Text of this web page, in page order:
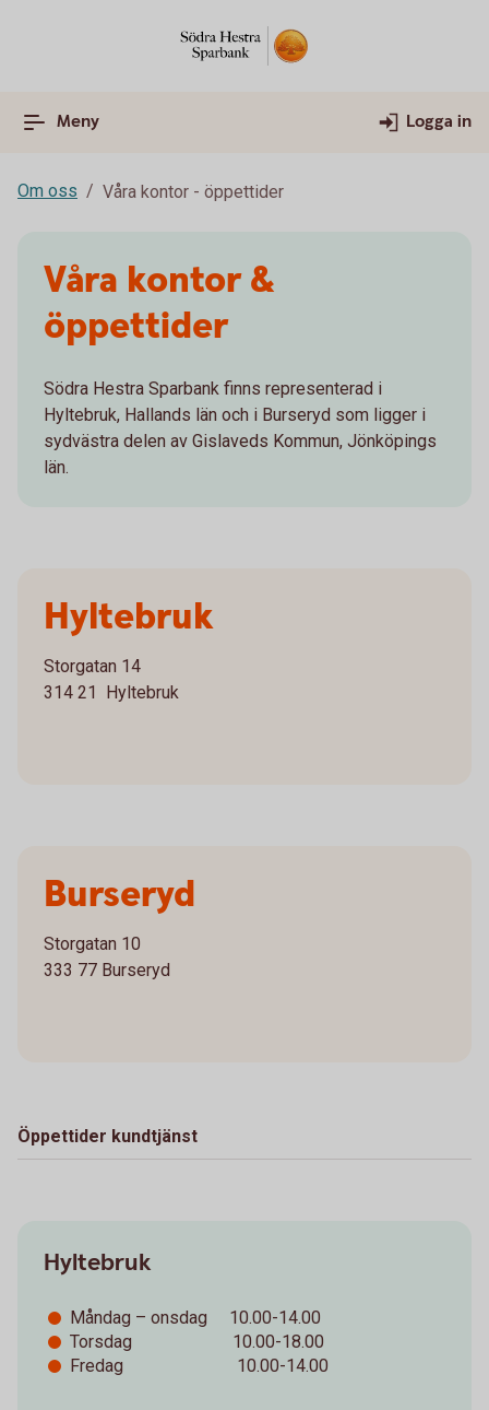
Meny Logga in
Om oss Våra kontor - öppettider
Våra kontor &
öppettider
Södra Hestra Sparbank finns representerad i
Hyltebruk, Hallands län och i Burseryd som ligger i
sydvästra delen av Gislaveds Kommun, Jönköpings
län.
Hyltebruk
Storgatan 14
314 21 Hyltebruk
Burseryd
Storgatan 10
333 77 Burseryd
Öppettider kundtjänst
Hyltebruk
Måndag – onsdag 10.00-14.00
Torsdag 10.00-18.00
Fredag 10.00-14.00